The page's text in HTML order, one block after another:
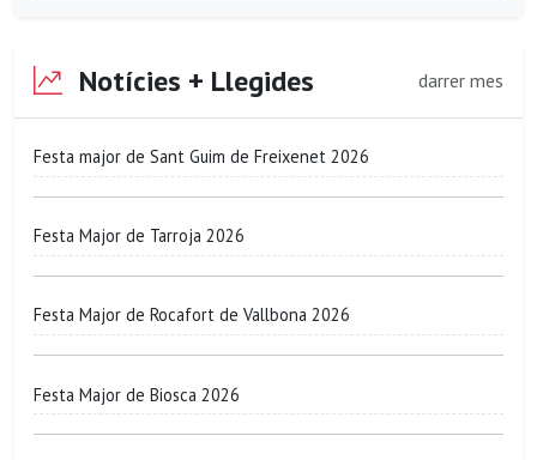
Notícies + Llegides darrer mes
Festa major de Sant Guim de Freixenet 2026
Festa Major de Tarroja 2026
Festa Major de Rocafort de Vallbona 2026
Festa Major de Biosca 2026